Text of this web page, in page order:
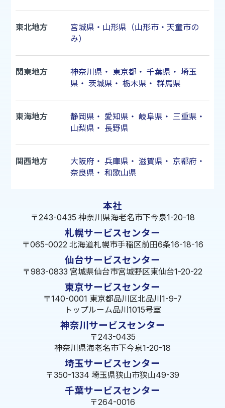
東北地方
宮城県・山形県（山形市・天童市の
み）
関東地方 神奈川県 ・ 東京都・ 千葉県 ・ 埼玉
県 ・ 茨城県 ・ 栃木県 ・ 群馬県
東海地方 静岡県 ・ 愛知県 ・ 岐阜県 ・ 三重県 ・
山梨県 ・ 長野県
関西地方 大阪府 ・ 兵庫県 ・ 滋賀県 ・ 京都府 ・
奈良県 ・ 和歌山県
本社
〒243-0435 神奈川県海老名市下今泉1-20-18
札幌サービスセンター
〒065-0022 北海道札幌市手稲区前田6条16-18-16
仙台サービスセンター
〒983-0833 宮城県仙台市宮城野区東仙台1-20-22
東京サービスセンター
〒140-0001 東京都品川区北品川1-9-7
トップルーム品川1015号室
神奈川サービスセンター
〒243-0435
神奈川県海老名市下今泉1-20-18
埼玉サービスセンター
〒350-1334 埼玉県狭山市狭山49-39
千葉サービスセンター
〒264-0016